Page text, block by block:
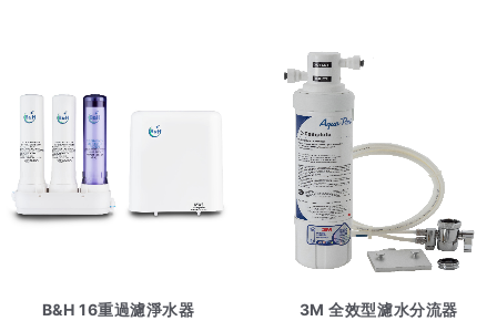
B&H 16重過濾淨水器
3M 全效型濾水分流器